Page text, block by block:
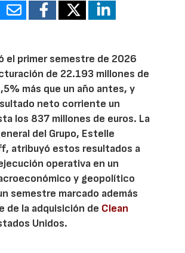
el primer semestre de 2026
de 22.193 millones de
más que un año antes, y
neto corriente un
los 837 millones de euros. La
del Grupo, Estelle
atribuyó estos resultados a
operativa en un
y geopolítico
semestre marcado además
de la adquisición de Clean
Unidos.